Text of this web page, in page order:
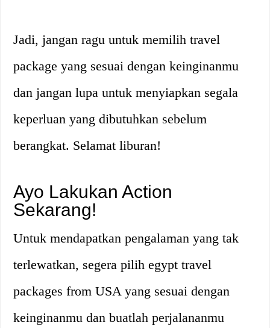
Jadi, jangan ragu untuk memilih travel
package yang sesuai dengan keinginanmu
dan jangan lupa untuk menyiapkan segala
keperluan yang dibutuhkan sebelum
berangkat. Selamat liburan!
Ayo Lakukan Action
Sekarang!
Untuk mendapatkan pengalaman yang tak
terlewatkan, segera pilih egypt travel
packages from USA yang sesuai dengan
keinginanmu dan buatlah perjalananmu